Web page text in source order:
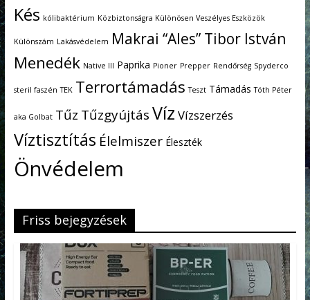
Kés kólibaktérium Közbiztonságra Különösen Veszélyes Eszközök
Különszám Lakásvédelem Makrai “Ales” Tibor István
Menedék Native III Paprika Pioner Prepper Rendőrség Spyderco
steril faszén TEK Terrortámadás Teszt Támadás Tóth Péter
aka Golbat Tűz TűzgyújtásVíz Vízszerzés
Víztisztítás Élelmiszer Éleszték
Önvédelem
Friss bejegyzések